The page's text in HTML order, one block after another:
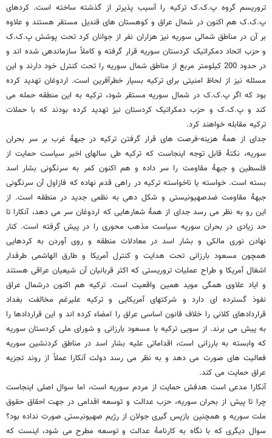
تروریسم گروه پ.ک.ک ترکیه را آسیب پذیرتر از گذشته ساخته است. کردهای
پ.ک.ک هم اکنون در شمال عراق و کوهستان های قندیل مستقر هستند و علاوه
بر آن در مناطق شمالی سوریه نیز هزاران نفر از جوانان کرد تحت پوشش پ.ک.ک
و حزب اتحاد دمکراتیک کردستان سوریه قرار گرفته و کاملاً سازماندهی شده اند و
در حدود 200 کیلومتر مربع از مناطق شمال سوریه را تحت کنترل خود دارند و این
مسئله نیز از لحاظ امنیتی برای ترکیه بسیار خطرآفرین است. اردوغان تهدید کرده
بود که اگر پ.ک.ک در شمال سوریه مستقر شود، ترکیه به این منطقه حمله می
کند و پ.ک.ک و حزب دمکراتیک کردستان نیز تهدید کرده بودند که با حملات
ترکیه مقابله خواهند کرد.
جدای از همۀ هزینه-فرصت های قرار گرفتن ترکیه در جبهۀ غرب بر سر بحران
سوریه، نکتۀ قابل توجه اینجاست که ترکیه طی سالهای اخیر سیاست حمایت از
فلسطین و جبهۀ مقاومت را سر داده و هم اکنون کمر به سرنگونی بشار اسد
بسته است. خواسته یا ناخواسته ترکیه در راهی قدم نهاده که فازاول آن سرنگونی
جبهۀ مقاومت ضدصهیونیستی و شکل دهی به نظمی جدید در منطقه است. از
این رو به نظر می رسد جدای از همۀ شعارهایی که اردوغان سر می دهد، آنکارا تا
حد زیادی در بحران سوریه سیاست مذهب محوری را در پیش گرفته است. کنار
نهادن نوری مالکی و بشار اسد در معادلات منطقه و روی آوردن به کردهایی
همچون مسعود بارزانی تحت هدایت و کنترل آمریکا و طارق الهاشمی طرفدار
اشغال آمریکا و طراح عملیات تروریستی که اکثر قربانیان آن شیعیان عراقی هستند
و ایاد علاوی همگی موید همین واقعیت است. ترکیه هم اکنون درشمال عراق
نفوذ گسترده ای دارد و شرکتهای آمریکایی و ترکیه علیرغم مخالفت بغداد
قراردادهای کلانی را خلاف قانون اساسی عراق را امضاء کرده اند و این قراردادها را
به پیش می برند. از سویی ترکیه با مسعود بارزانی و شورای ملی کردستان سوریه
که وابسته به بارزانی است، اقداماتی علیه بشار اسد در مناطق کردنشین سوریه
فعالیت های صورت می دهد و به نظر می رسد دولت آنکارا عملاً از روند تجزیه
عراق حمایت می کند.
آنکارا مدعی است هدفش حمایت از مردم سوریه است، اما سوال اصلی اینجاست
چرا تا پیش از بحران سوریه، حزب عدالت و توسعه اقدامی در جهت احقاق حقوق
ملت سوریه و همچنین بازپس گیری جولان از رژیم صهیونیستی صورت نداده بود؟
سوال دیگری که با نگاه به کارنامۀ عدالت و توسعه مطرح می شود، اینست که